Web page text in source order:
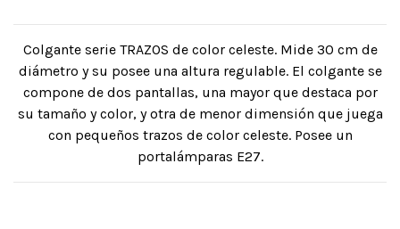
Colgante serie TRAZOS de color celeste. Mide 30 cm de
diámetro y su posee una altura regulable. El colgante se
compone de dos pantallas, una mayor que destaca por
su tamaño y color, y otra de menor dimensión que juega
con pequeños trazos de color celeste. Posee un
portalámparas E27.